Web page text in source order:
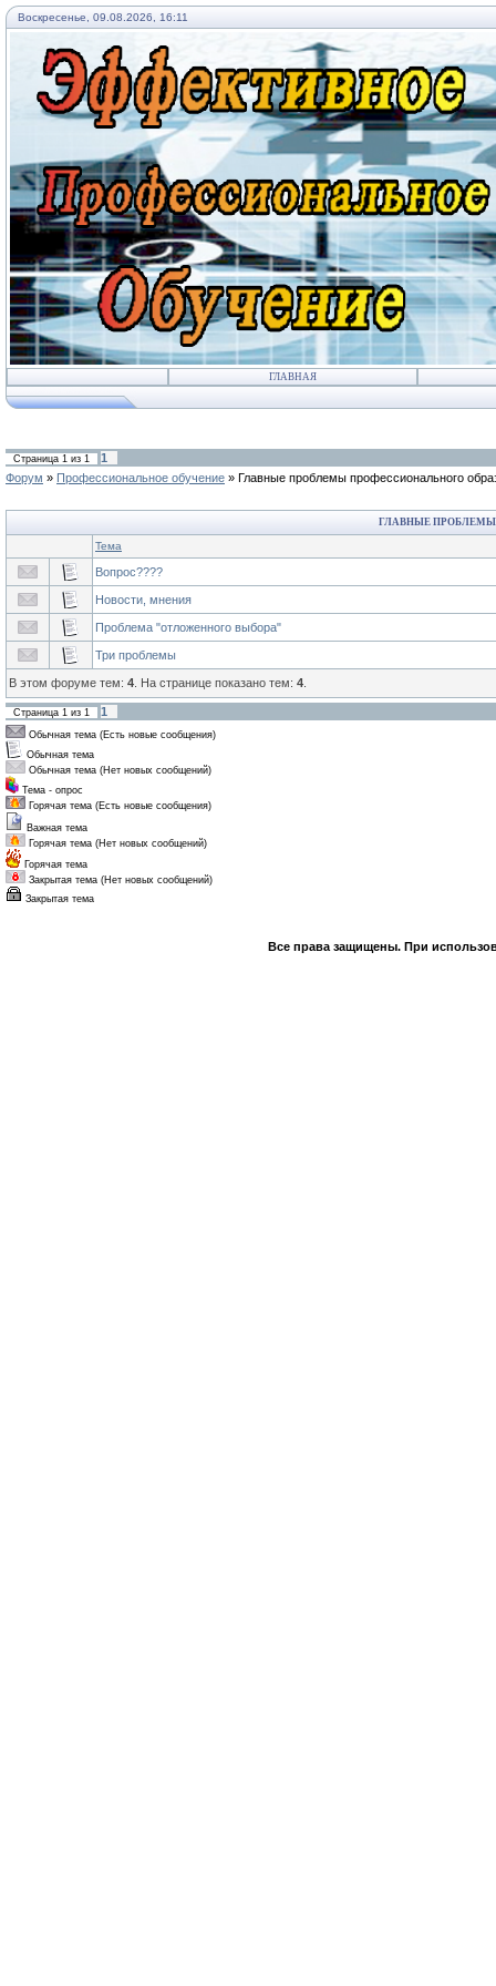
Воскресенье, 09.08.2026, 16:11
ГЛАВНАЯ
Страница 1 из 1
1
Форум » Профессиональное обучение » Главные проблемы профессионального
ГЛАВНЫЕ
Тема
Вопрос????
Новости, мнения
Проблема "отложенного выбора"
Три проблемы
В этом форуме тем: 4 . На странице показано тем: 4
Страница 1 из 1 1
Обычная тема (Есть новые сообщения)
Обычная тема
Обычная тема (Нет новых сообщений)
Тема - опрос
Горячая тема (Есть новые сообщения)
Важная тема
Горячая тема (Нет новых сообщений)
Горячая тема
Закрытая тема (Нет новых сообщений)
Закрытая тема
Все права защищены. При